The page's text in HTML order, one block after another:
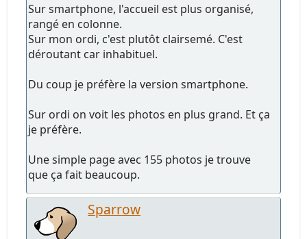
Sur smartphone, l'accueil est plus organisé,
rangé en colonne.
Sur mon ordi, c'est plutôt clairsemé. C'est
déroutant car inhabituel.
Du coup je préfère la version smartphone.
Sur ordi on voit les photos en plus grand. Et ça
je préfère.
Une simple page avec 155 photos je trouve
que ça fait beaucoup.
Sparrow